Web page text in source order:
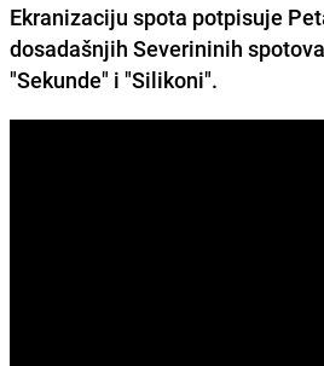
Ekranizaciju spota potpisuje
dosadašnjih Severininih
"Sekunde" i "Silikoni".